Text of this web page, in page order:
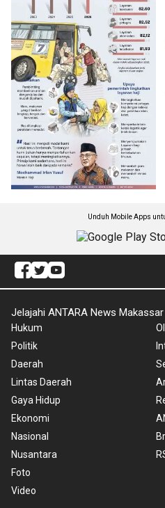
Unduh Mobile Apps
Jelajahi ANTARA News Makassar
Hukum
Politik
Daerah
Lintas Daerah
Gaya Hidup
Ekonomi
Nasional
Nusantara
Foto
Video